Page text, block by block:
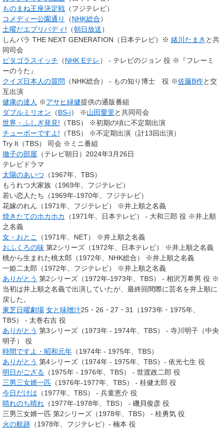
ものまね王座決定戦 （フジテレビ）
コメディー公園通り
（NHK総合）
土曜だエブリバディ! （朝日放送）
しんパラ THE NEXT GENERATION（日本テレビ）※ 緒川たまき と共
同司会
ピタゴラスイッチ （NHK Eテレ） - テレビのジョン 役 ※『フレーミ
ーのうた』
クイズ日本人の質問
（NHK総合） - もの知り博士 役 ※佐藤B作と交
互出演
健康の達人 ※アサヒ緑健提供の通販番組
ダブルミリオン （BS-i） ※山田愛里 と共同司会
世界・ふしぎ発見! （TBS） ※初期の頃に不定期出演
チューボーですよ! （TBS） ※不定期出演（計13回出演）
Try It（TBS） 司会 ※ミニ番組
徹子の部屋 （テレビ朝日）2024年3月26日
テレビドラマ
太陽のあいつ （1967年、TBS）
もうれつ大家族（1969年、フジテレビ）
若い恋人たち（1969年-1970年、フジテレビ）
花嫁のれん（1971年、フジテレビ） ※井上順之名義
焼きたてのホカホカ
（1971年、日本テレビ） - 大和三郎 役 ※井上順
之名義
女・おとこ
（1971年、NET） ※井上順之名義
おふくろの味 第2シリーズ（1972年、日本テレビ） ※井上順之名義
桃から生まれた桃太郎（1972年、NHK総合） ※井上順之名義
一姫二太郎（1972年、フジテレビ） ※井上順之名義
ありがとう 第2シリーズ（1972年-1973年、TBS） - 相沢万希男 役 ※
当初は井上順之名義で出演していたが、最終回間際に芸名を井上順に
戻した。
東芝日曜劇場 女と味噌汁25・26・27・31（1973年・1975年、
TBS） - 太巻右吉 役
ありがとう 第3シリーズ（1973年 - 1974年、TBS） - 寺川明子（中央
明子） 役
時間ですよ・昭和元年 （1974年 - 1975年、TBS）
ありがとう 第4シリーズ（1974年 - 1975年、TBS）- 依光七生 役
明日がござる （1975年 - 1976年、TBS） - 世渡政二郎 役
三男三女婿一匹 （1976年-1977年、TBS） - 桂健太郎 役
今日だけは （1977年、TBS） - 兵童恵介 役
晴れのち晴れ （1977年-1978年、TBS） - 磯貝俊彦 役
三男三女婿一匹 第2シリーズ（1978年、TBS） - 桂勇気 役
火の航跡 （1978年、フジテレビ）- 楠本 役